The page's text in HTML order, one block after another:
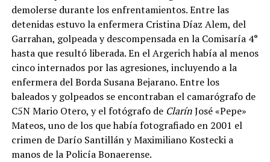
demolerse durante los enfrentamientos. Entre las
detenidas estuvo la enfermera Cristina Díaz Alem, del
Garrahan, golpeada y descompensada en la Comisaría 4°
hasta que resultó liberada. En el Argerich había al menos
cinco internados por las agresiones, incluyendo a la
enfermera del Borda Susana Bejarano. Entre los
baleados y golpeados se encontraban el camarógrafo de
C5N Mario Otero, y el fotógrafo de ClarínJosé «Pepe»
Mateos, uno de los que había fotografiado en 2001 el
crimen de Darío Santillán y Maximiliano Kostecki a
manos de la Policía Bonaerense.